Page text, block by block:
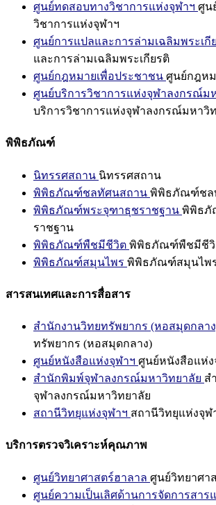
ศูนย์ทดสอบทางวิชาการแห่งจุฬาฯ ศูน
วิชาการแห่งจุฬาฯ
ศูนย์การแปลและการล่ามเฉลิมพระเกี
และการล่ามเฉลิมพระเกียรติ
ศูนย์กฎหมายเพื่อประชาชน ศูนย์กฎห
ศูนย์บริการวิชาการแห่งจุฬาลงกรณ์ม
บริการวิชาการแห่งจุฬาลงกรณ์มหาวิ
พิพิธภัณฑ์
นิทรรศสถาน นิทรรศสถาน
พิพิธภัณฑ์ชลทัศนสถาน พิพิธภัณฑ์ชล
พิพิธภัณฑ์พระจุฑาธุชราชฐาน พิพิธภั
ราชฐาน
พิพิธภัณฑ์พืชมีชีวิต พิพิธภัณฑ์พืชมีชี
พิพิธภัณฑ์สมุนไพร พิพิธภัณฑ์สมุนไพ
สารสนเทศและการสื่อสาร
สำนักงานวิทยทรัพยากร (หอสมุดกลา
ทรัพยากร (หอสมุดกลาง)
ศูนย์หนังสือแห่งจุฬาฯ ศูนย์หนังสือแห่ง
สำนักพิมพ์จุฬาลงกรณ์มหาวิทยาลัย ส
จุฬาลงกรณ์มหาวิทยาลัย
สถานีวิทยุแห่งจุฬาฯ สถานีวิทยุแห่งจุฬ
บริการตรวจวิเคราะห์คุณภาพ
ศูนย์วิทยาศาสตร์ฮาลาล ศูนย์วิทยาศา
ศูนย์ความเป็นเลิศด้านการจัดการสาร